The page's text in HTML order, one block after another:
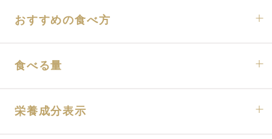
おすすめの食べ方
食べる量
栄養成分表示